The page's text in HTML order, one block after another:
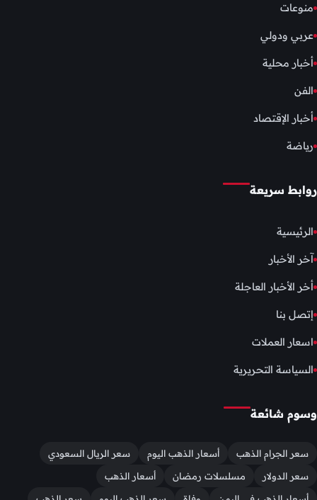
منوعات
عربي ودولي
أخبار محلية
الفن
أخبار الإقتصاد
رياضة
روابط سريعة
الرئيسية
آخر الأخبار
أخر الأخبار العاجلة
إتصل بنا
اسعار العملات
السياسة التحريرية
وسوم شائعة
سعر الجرام الذهب أسعار الذهب اليوم
سعر الريال السعودي
سعر الدولار
مسلسلات رمضان
أسعار الذهب